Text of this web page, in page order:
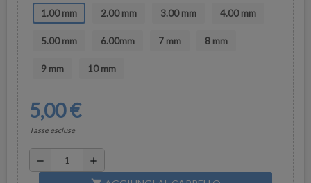
1.00 mm
2.00 mm 3.00 mm 4.00 mm
5.00 mm 6.00mm 7 mm 8 mm
9 mm 10 mm
5,00 €
Tasse escluse
remove add